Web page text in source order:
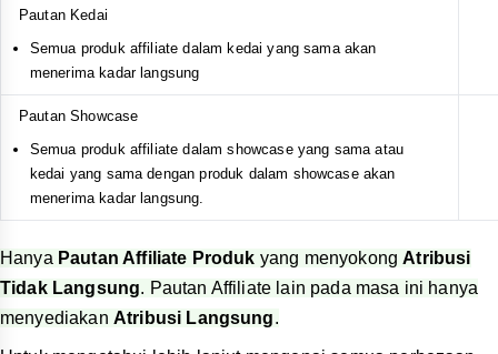
Selain butangSalin Pautan
pada saluran media sosial lain juga akan menjana Pautan
Affiliate Kempen untuk terus berkongsi pada saluran pilihan
anda.